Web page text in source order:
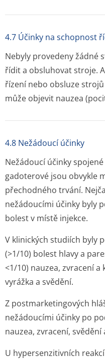
4.7 Účinky na schopnost
Nebyly provedeny žádné
řídit a obsluhovat stroje.
řízení nebo obsluze
může objevit nauzea
4.8 Nežádoucí účinky
Nežádoucí účinky
gadoterové jsou obvykle
přechodného trvání.
nežádoucími účinky byly
bolest v místě injekce.
V klinických studiích byly
(>1/10) bolest hlavy a
<1/10) nauzea, zvracení
vyrážka a svědění.
Z postmarketin­gových
nežádoucími účinky po
nauzea, zvracení,
U hypersenzitivních